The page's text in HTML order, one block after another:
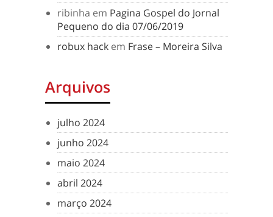
ribinha em Pagina Gospel do Jornal
Pequeno do dia 07/06/2019
robux hack em Frase – Moreira Silva
Arquivos
julho 2024
junho 2024
maio 2024
abril 2024
março 2024